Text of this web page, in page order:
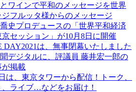
ワインで平和のメッセージを世界
フルッタ様からのメッセージ
史プロデュースの「世界平和経済
セッション」が10月8日に開催
DAY2021は、無事閉幕いたしました
デジタルに、評議員 藤井宏一郎の
が掲載
は、東京タワーから配信！トーク、
ライブ…などをお届け！